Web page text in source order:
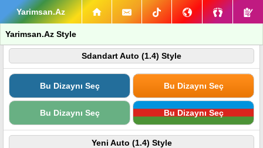
Yarimsan.Az
Yarimsan.Az Style
Sdandart Auto (1.4) Style
Bu Dizaynı Seç Bu Dizaynı Seç
Bu Dizaynı Seç Bu Dizaynı Seç
Yeni Auto (1.4) Style